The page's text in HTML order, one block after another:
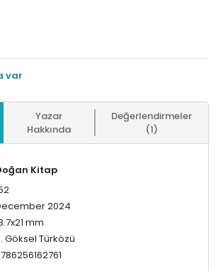
var
Yazar
Hakkında
Değerlendirmeler
(1)
Kitap
2024
mm
Göksel Türközü